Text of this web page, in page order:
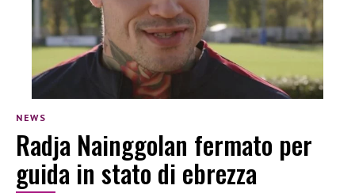
NEWS
Radja Nainggolan fermato per
guida in stato di ebrezza